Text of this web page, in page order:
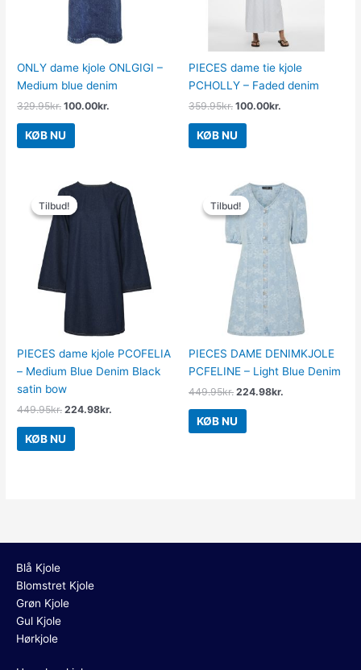
ONLY dame kjole ONLGIGI –
Medium blue denim
329.95kr. 100.00kr.
KØB NU
PIECES dame tie kjole
PCHOLLY – Faded denim
359.95kr. 100.00kr.
KØB NU
Tilbud!
Tilbud!
PIECES dame kjole PCOFELIA
– Medium Blue Denim Black
satin bow
449.95kr.
Den
oprindelige
pris
var:
224.98kr.
Den
aktuelle
224.98kr..
KØB NU
Tilbud!
Tilbud!
PIECES DAME DENIMKJOLE
PCFELINE – Light Blue Denim
449.95kr.
Den
oprindelige
pris
449.95kr..
224.98kr.
Den
aktuelle
pris
er:
224.98kr..
KØB NU
Blå Kjole
Blomstret Kjole
Grøn Kjole
Gul Kjole
Hørkjole